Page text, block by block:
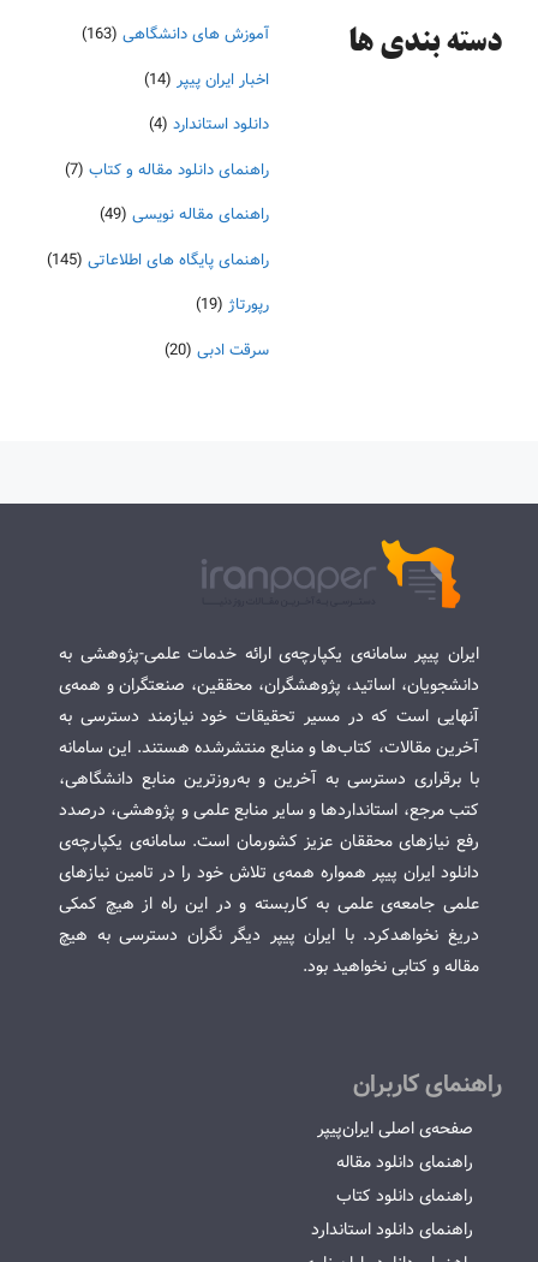
دسته‌ بندی ها آموزش های دانشگاهی (163)
اخبار ایران پیپر (14)
دانلود استاندارد (4)
راهنمای دانلود مقاله و کتاب (7)
راهنمای مقاله نویسی (49)
راهنمای پایگاه های اطلاعاتی (145)
رپورتاژ (19)
سرقت ادبی (20)
ایران پیپر سامانه‌ی یکپارچه‌ی ارائه خدمات علمی-پژوهشی به
دانشجویان، اساتید، پژوهشگران، محققین، صنعتگران و همه‌ی
آنهایی است که در مسیر تحقیقات خود نیازمند دسترسی به
آخرین مقالات، کتاب‌ها و منابع منتشرشده هستند. این سامانه
با برقراری دسترسی به آخرین و به‌روزترین منابع دانشگاهی،
کتب مرجع، استانداردها و سایر منابع علمی و پژوهشی، درصدد
رفع نیازهای محققان عزیز کشورمان است. سامانه‌ی یکپارچه‌ی
دانلود ایران پیپر همواره همه‌ی تلاش خود را در تامین نیازهای
علمی جامعه‌ی علمی به کاربسته و در این راه از هیچ کمکی
دریغ نخواهدکرد. با ایران پیپر دیگر نگران دسترسی به هیچ
مقاله و کتابی نخواهید بود.
راهنمای کاربران
صفحه‌ی اصلی ایران‌پیپر
راهنمای دانلود مقاله
راهنمای دانلود کتاب
راهنمای دانلود استاندارد